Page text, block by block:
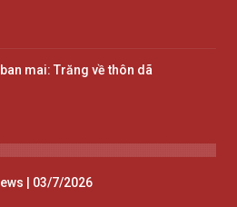
mai: Trăng về thôn dã
| 03/7/2026